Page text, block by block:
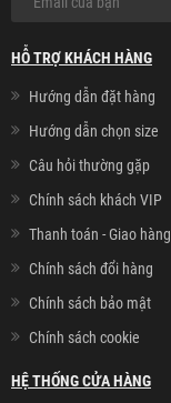
HỖ TRỢ KHÁCH HÀNG
Hướng dẫn đặt hàng
Hướng dẫn chọn size
Câu hỏi thường gặp
Chính sách khách VIP
Thanh toán - Giao hàng
Chính sách đổi hàng
Chính sách bảo mật
Chính sách cookie
HỆ THỐNG CỬA HÀNG